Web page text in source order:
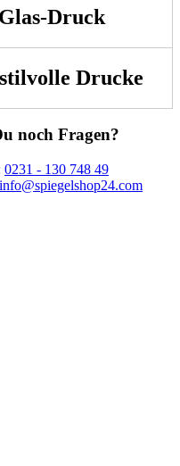
Druck
Drucke
noch Fragen?
0231 - 130 748 49
info@spiegelshop24.com